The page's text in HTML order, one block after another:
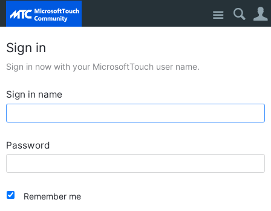
Site
Sign in
Sign in now with your MicrosoftTouch user name.
Sign in name
Password
Remember me